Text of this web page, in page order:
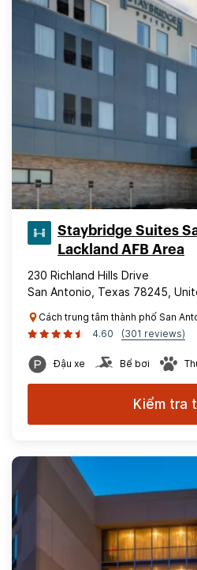
Staybridge Suites
Lackland AFB Area
230 Richland Hills Drive
San Antonio, Texas 78245,
Cách trung tâm thành phố San
4.60
(301 reviews)
Đậu xe Bể bơi
Kiểm tra